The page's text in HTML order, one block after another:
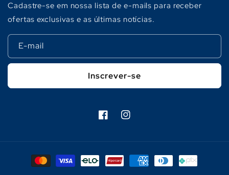
Cadastre-se em nossa lista de e-mails para receber
ofertas exclusivas e as últimas notícias.
E-mail
Inscrever-se
FacebookInstagram
Formas
de